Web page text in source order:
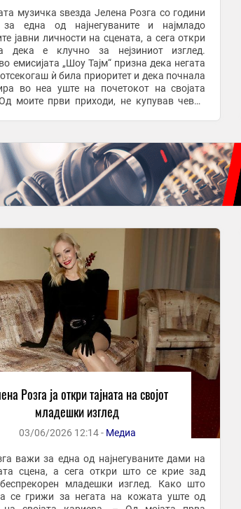
музичка ѕвезда Јелена Розга со години
една од најнегуваните и најмладо
јавни личности на сцената, а сега откри
дека е клучно за нејзиниот изглед.
емисијата „Шоу Тајм“ призна дека негата
ѝ била приоритет и дека почнала
во неа уште на почетокот на својата
моите први приходи, не купував чевли
Розга ја откри тајната на својот
младешки изглед
03/06/2026 12:14 - Медиа
важи за една од најнегуваните дами на
сцена, а сега откри што се крие зад
беспрекорен младешки изглед. Како што
се грижи за негата на кожата уште од